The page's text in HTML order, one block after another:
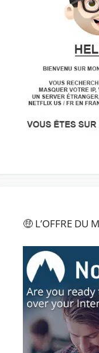
🤑 L’OFFRE DU